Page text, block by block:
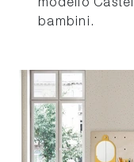
modello
bambini.